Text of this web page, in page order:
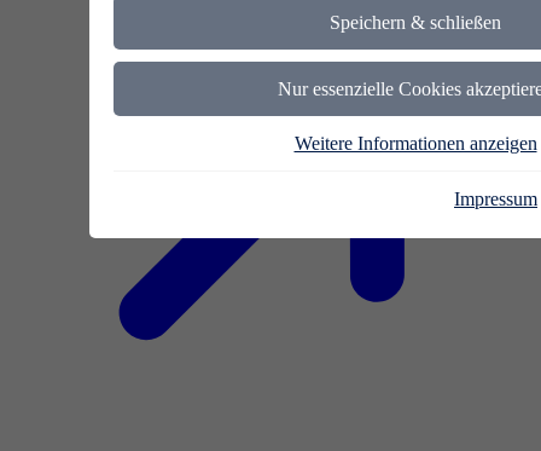
Speichern & schließen
Nur essenzielle Cookies
Weitere Informationen anzeigen
Impressum